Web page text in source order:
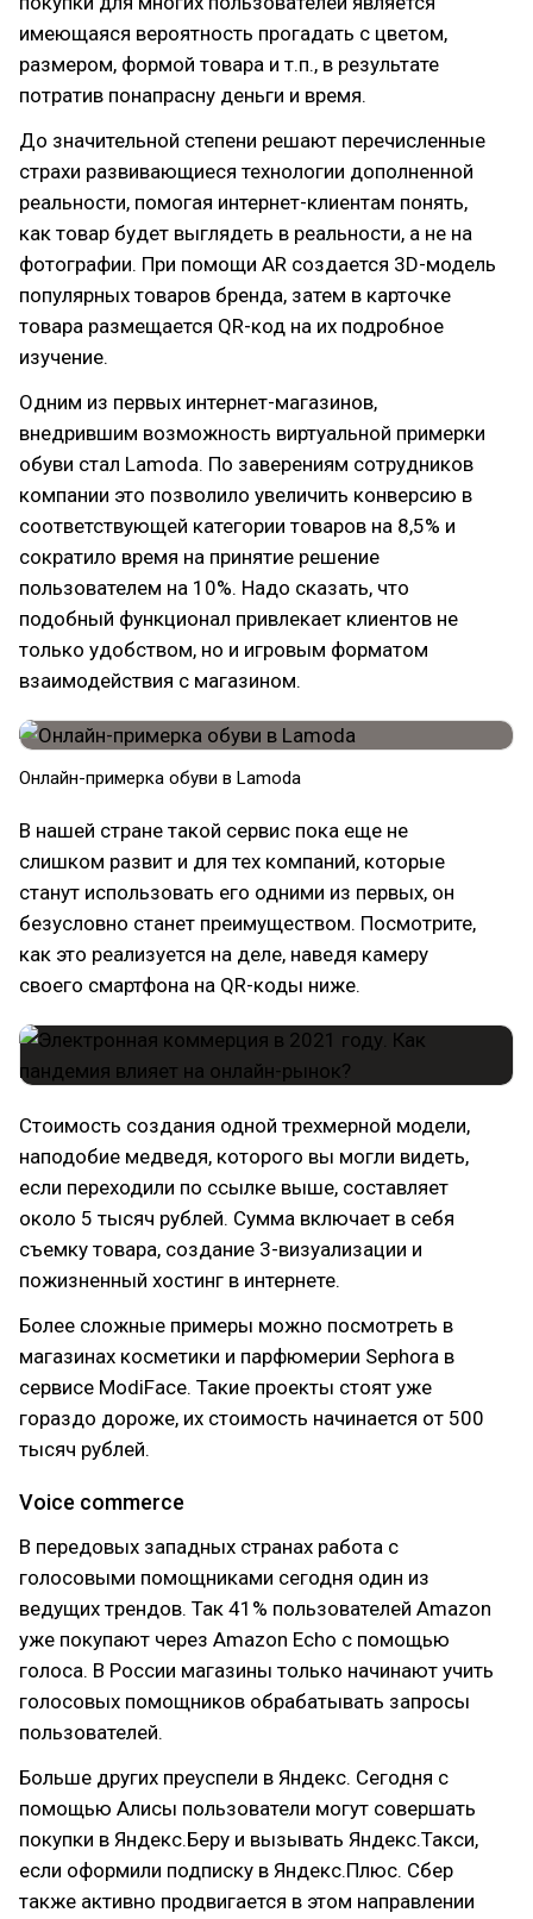
имеющаяся вероятность прогадать с цветом,
размером, формой товара и т.п., в результате
потратив понапрасну деньги и время.
До значительной степени решают перечисленные
страхи развивающиеся технологии дополненной
реальности, помогая интернет-клиентам понять,
как товар будет выглядеть в реальности, а не на
фотографии. При помощи AR создается 3D-модель
популярных товаров бренда, затем в карточке
товара размещается QR-код на их подробное
изучение.
Одним из первых интернет-магазинов,
внедрившим возможность виртуальной примерки
обуви стал Lamoda. По заверениям сотрудников
компании это позволило увеличить конверсию в
соответствующей категории товаров на 8,5% и
сократило время на принятие решение
пользователем на 10%. Надо сказать, что
подобный функционал привлекает клиентов не
только удобством, но и игровым форматом
взаимодействия с магазином.
Онлайн-примерка обуви в Lamoda
В нашей стране такой сервис пока еще не
слишком развит и для тех компаний, которые
станут использовать его одними из первых, он
безусловно станет преимуществом. Посмотрите,
как это реализуется на деле, наведя камеру
своего смартфона на QR-коды ниже.
Стоимость создания одной трехмерной модели,
наподобие медведя, которого вы могли видеть,
если переходили по ссылке выше, составляет
около 5 тысяч рублей. Сумма включает в себя
съемку товара, создание 3-визуализации и
пожизненный хостинг в интернете.
Более сложные примеры можно посмотреть в
магазинах косметики и парфюмерии Sephora в
сервисе ModiFace. Такие проекты стоят уже
гораздо дороже, их стоимость начинается от 500
тысяч рублей.
Voice commerce
В передовых западных странах работа с
голосовыми помощниками сегодня один из
ведущих трендов. Так 41% пользователей Amazon
уже покупают через Amazon Echo с помощью
голоса. В России магазины только начинают учить
голосовых помощников обрабатывать запросы
пользователей.
Больше других преуспели в Яндекс. Сегодня с
помощью Алисы пользователи могут совершать
покупки в Яндекс.Беру и вызывать Яндекс.Такси,
если оформили подписку в Яндекс.Плюс. Сбер
также активно продвигается в этом направлении